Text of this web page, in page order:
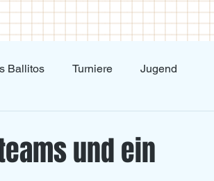
Ballitos Turniere Jugend
und ein